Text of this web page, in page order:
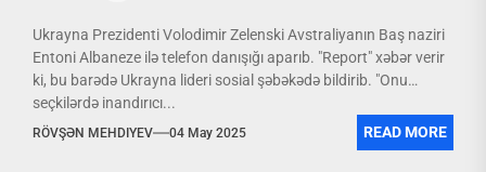
Ukrayna Prezidenti Volodimir Zelenski Avstraliyanın Baş naziri
Entoni Albaneze ilə telefon danışığı aparıb. "Report" xəbər verir
ki, bu barədə Ukrayna lideri sosial şəbəkədə bildirib. "Onu
seçkilərdə inandırıcı...
RÖVŞƏN MEHDIYEV 04 May 2025 READ MORE